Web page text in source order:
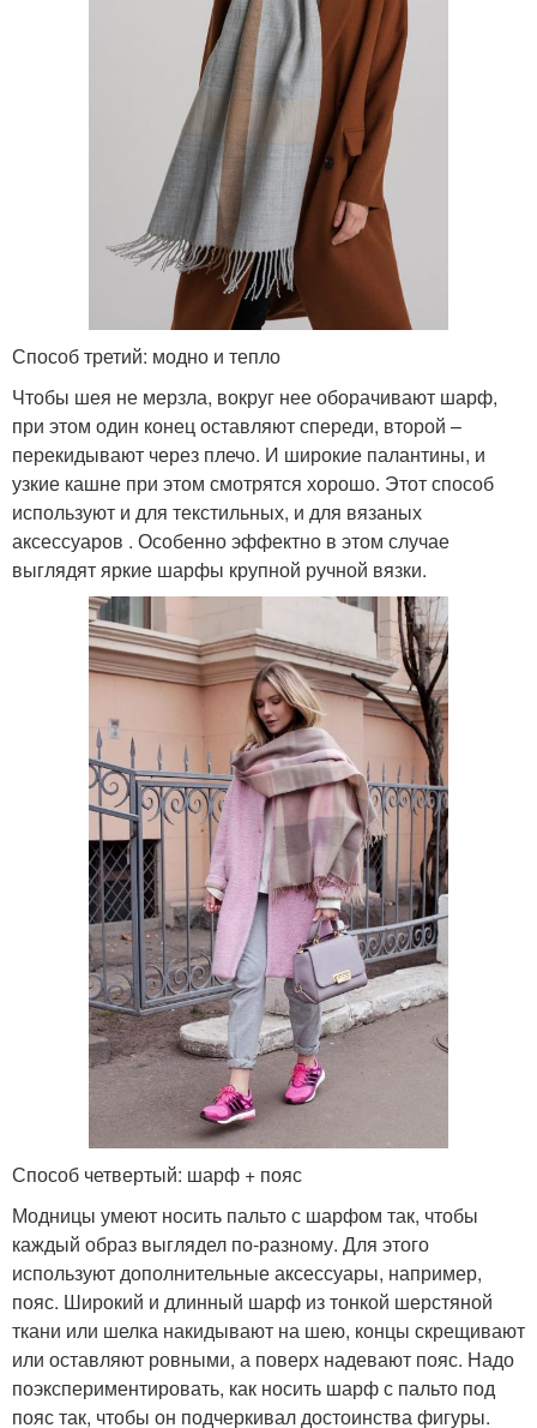
Способ третий: модно и тепло
Чтобы шея не мерзла, вокруг нее оборачивают шарф,
при этом один конец оставляют спереди, второй –
перекидывают через плечо. И широкие палантины, и
узкие кашне при этом смотрятся хорошо. Этот способ
используют и для текстильных, и для вязаных
аксессуаров . Особенно эффектно в этом случае
выглядят яркие шарфы крупной ручной вязки.
Способ четвертый: шарф + пояс
Модницы умеют носить пальто с шарфом так, чтобы
каждый образ выглядел по-разному. Для этого
используют дополнительные аксессуары, например,
пояс. Широкий и длинный шарф из тонкой шерстяной
ткани или шелка накидывают на шею, концы скрещивают
или оставляют ровными, а поверх надевают пояс. Надо
поэкспериментировать, как носить шарф с пальто под
пояс так, чтобы он подчеркивал достоинства фигуры.